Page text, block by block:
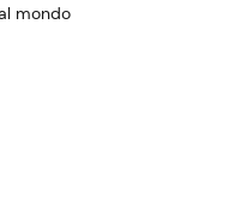
mondo